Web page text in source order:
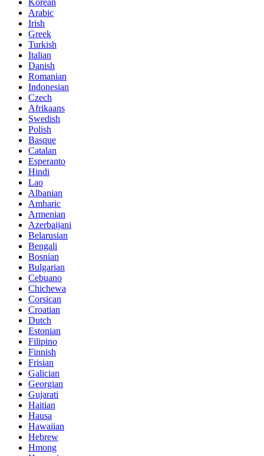
Korean
Arabic
Irish
Greek
Turkish
Italian
Danish
Romanian
Indonesian
Czech
Afrikaans
Swedish
Polish
Basque
Catalan
Esperanto
Hindi
Lao
Albanian
Amharic
Armenian
Azerbaijani
Belarusian
Bengali
Bosnian
Bulgarian
Cebuano
Chichewa
Corsican
Croatian
Dutch
Estonian
Filipino
Finnish
Frisian
Galician
Georgian
Gujarati
Haitian
Hausa
Hawaiian
Hebrew
Hmong